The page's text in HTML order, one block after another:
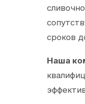
сроков
Наша